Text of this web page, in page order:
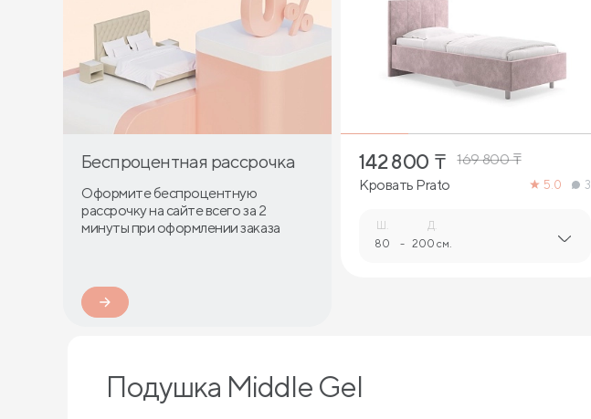
Беспроцентная рассрочка
Оформите беспроцентную
рассрочку на сайте всего за 2
минуты при оформлении заказа
3
142 800 ₸ 169 800₸
Кровать Prato
5.0 3
80 -
Д.
200 см.
Подушка Middle Gel